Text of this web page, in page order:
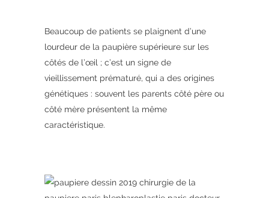
Beaucoup de patients se plaignent d’une
lourdeur de la paupière supérieure sur les
côtés de l’œil ; c’est un signe de
vieillissement prématuré, qui a des origines
génétiques : souvent les parents côté père ou
côté mère présentent la même
caractéristique.